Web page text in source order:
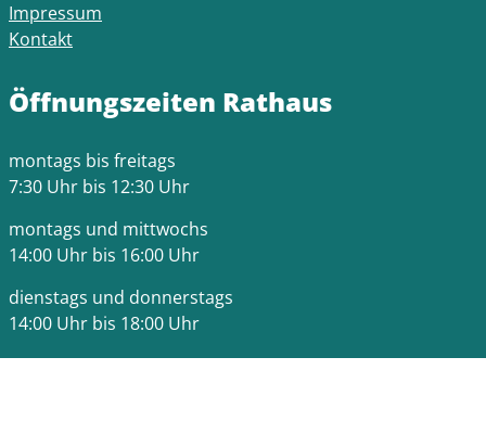
Impressum
Kontakt
Öffnungszeiten Rathaus
montags bis freitags
7:30 Uhr bis 12:30 Uhr
montags und mittwochs
14:00 Uhr bis 16:00 Uhr
dienstags und donnerstags
14:00 Uhr bis 18:00 Uhr
Bitte beachten Sie die Terminzeiten der jeweiligen